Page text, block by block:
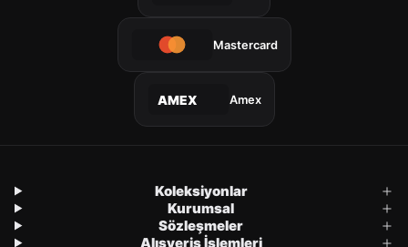
Mastercard
AMEX Amex
Koleksiyonlar
Kurumsal
Sözleşmeler
Alışveriş İşlemleri